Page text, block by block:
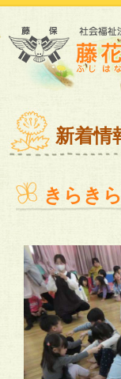
新着情
きらき